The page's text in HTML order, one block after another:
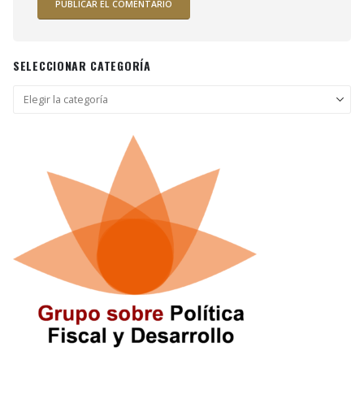
SELECCIONAR CATEGORÍA
Seleccionar
categoría